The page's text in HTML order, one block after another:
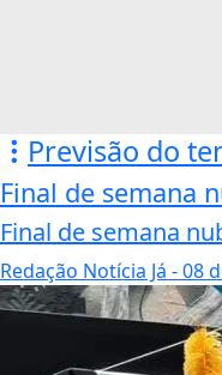
Previsão do
Final de semana
Final de semana
Redação Notícia Já - 08